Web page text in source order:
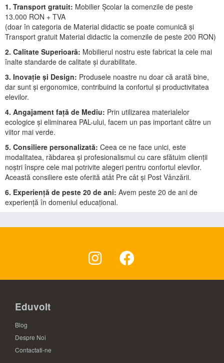
1. Transport gratuit: Mobilier Școlar la comenzile de peste
13.000 RON + TVA
(doar în categoria de Material didactic se poate comunică și
Transport gratuit Material didactic la comenzile de peste 200 RON)
2. Calitate Superioară: Mobilierul nostru este fabricat la cele mai
înalte standarde de calitate și durabilitate.
3. Inovație și Design: Produsele noastre nu doar că arată bine,
dar sunt și ergonomice, contribuind la confortul și productivitatea
elevilor.
4. Angajament față de Mediu: Prin utilizarea materialelor
ecologice și eliminarea PAL-ului, facem un pas important către un
viitor mai verde.
5. Consiliere personalizată: Ceea ce ne face unici, este
modalitatea, răbdarea și profesionalismul cu care sfătuim clienții
noștri înspre cele mai potrivite alegeri pentru confortul elevilor.
Această consiliere este oferită atât Pre cât și Post Vânzării.
6. Experiență de peste 20 de ani: Avem peste 20 de ani de
experiență în domeniul educațional.
Eduvolt
Blog
Despre Noi
Contactati-ne